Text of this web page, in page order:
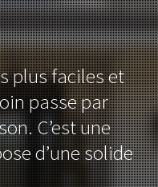
plus faciles et
passe par
C’est une
d’une solide